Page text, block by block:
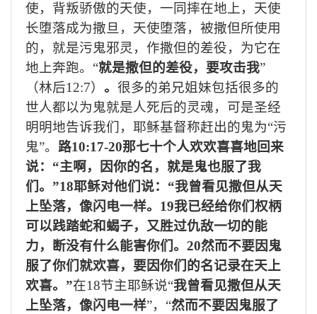
使，背叛骄傲的天使，一同摔在地上，天使
长堕落成为撒旦，天使堕落， 被撒但所使用
的， 就是污鬼邪灵，作撒但的差役，为它在
地上奔跑。 “就是撒但的差役，要攻击我”
（林后12:7） 。 很多的弟兄姐妹包括很多的
世人都以为鬼就是人死后的灵魂，可是圣经
明明地告诉我们，耶稣基督称赶出的鬼为“污
鬼”。 路10:17-20那七十个人欢欢喜喜地回来
说：“主啊，因你的名，就是鬼也服了我
们。”18耶稣对他们说：“我曾看见撒但从天
上坠落，像闪电一样。19我已经给你们权柄
可以践踏蛇和蝎子，又胜过仇敌一切的能
力，断没有什么能害你们。20然而不要因鬼
服了你们就欢喜，要因你们的名记录在天上
欢喜。”在18节主耶稣说“我曾看见撒但从天
上坠落，像闪电一样”，“然而不要因鬼服了